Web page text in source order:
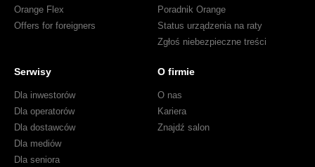
Orange Flex
Offers for foreigners
Poradnik Orange
Status urządzenia na raty
Zgłoś niebezpieczne treści
Serwisy
Dla inwestorów
Dla operatorów
Dla dostawców
Dla mediów
Dla seniora
O firmie
O nas
Kariera
Znajdź salon